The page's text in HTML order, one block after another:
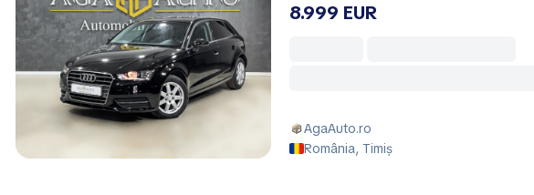
8.999 EUR
AgaAuto.ro
România, Timiș